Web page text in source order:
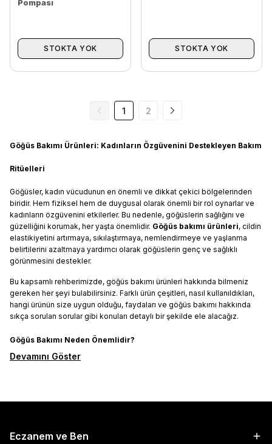
Pompası
STOKTA YOK STOKTA YOK
1 2
Göğüs Bakımı Ürünleri: Kadınların Özgüvenini Destekleyen Bakım
Ritüelleri
Göğüsler, kadın vücudunun en önemli ve dikkat çekici bölgelerinden
biridir. Hem fiziksel hem de duygusal olarak önemli bir rol oynarlar ve
kadınların özgüvenini etkilerler. Bu nedenle, göğüslerin sağlığını ve
güzelliğini korumak, her yaşta önemlidir. Göğüs bakımı ürünleri, cildin
elastikiyetini artırmaya, sıkılaştırmaya, nemlendirmeye ve yaşlanma
belirtilerini azaltmaya yardımcı olarak göğüslerin genç ve sağlıklı
görünmesini destekler.
Bu kapsamlı rehberimizde, göğüs bakımı ürünleri hakkında bilmeniz
gereken her şeyi bulabilirsiniz. Farklı ürün çeşitleri, nasıl kullanıldıkları,
hangi ürünün size uygun olduğu, faydaları ve göğüs bakımı hakkında
sıkça sorulan sorular gibi konuları detaylı bir şekilde ele alacağız.
Göğüs Bakımı Neden Önemlidir?
Devamını Göster
Eczanem ve Ben